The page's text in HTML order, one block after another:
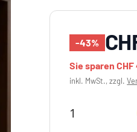
-43%
Sie sparen
inkl. MwSt., zzgl.